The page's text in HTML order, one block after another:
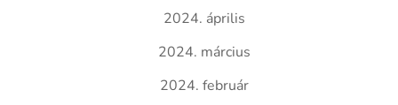
2024. április
2024. március
2024. február